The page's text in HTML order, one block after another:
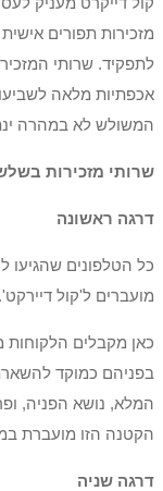
מזכירות תפורים
לתפקיד. שרותי
אכפתיות מלאה
המשולש לא במהרה
שרותי מזכירות
דרגה ראשונה
כל הטלפונים שהגיעו
מועברים ל'קול דיירקט'.
כאן מקבלים הלקוחות
בפניהם כמוקד
המלא, נושא הפניה,
הקטנה הזו מועברת
דרגה שניה